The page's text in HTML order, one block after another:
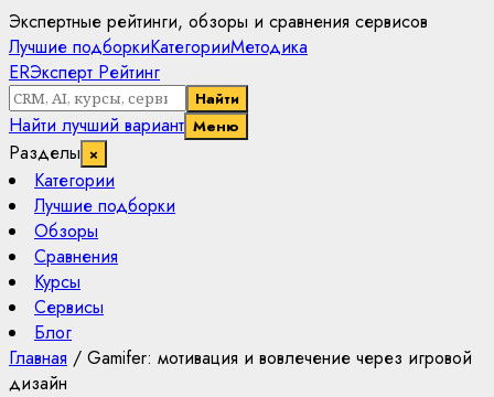
Экспертные рейтинги, обзоры и сравнения сервисов
Лучшие подборкиКатегорииМетодика
ERЭксперт Рейтинг
Найти
Найти лучший вариант Меню
Разделы ×
Категории
Лучшие подборки
Обзоры
Сравнения
Курсы
Сервисы
Блог
Главная / Gamifer: мотивация и вовлечение через игровой
дизайн